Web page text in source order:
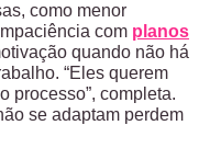
como menor
com planos
quando não há
“Eles querem
processo”, completa.
se adaptam perdem